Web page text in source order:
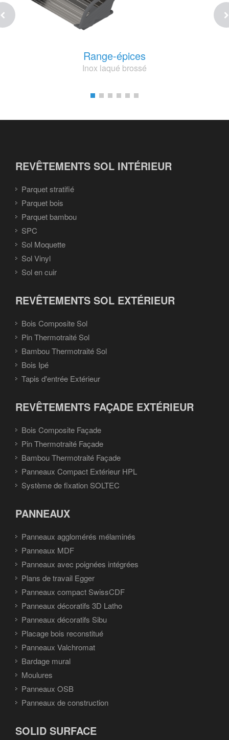
Range-épices
Inox laqué brossé
REVÊTEMENTS SOL INTÉRIEUR
Parquet stratifié
Parquet bois
Parquet bambou
SPC
Sol Moquette
Sol Vinyl
Sol en cuir
REVÊTEMENTS SOL EXTÉRIEUR
Bois Composite Sol
Pin Thermotraité Sol
Bambou Thermotraité Sol
Bois Ipé
Tapis d'entrée Extérieur
REVÊTEMENTS FAÇADE EXTÉRIEUR
Bois Composite Façade
Pin Thermotraité Façade
Bambou Thermotraité Façade
Panneaux Compact Extérieur HPL
Système de fixation SOLTEC
PANNEAUX
Panneaux agglomérés mélaminés
Panneaux MDF
Panneaux avec poignées intégrées
Plans de travail Egger
Panneaux compact SwissCDF
Panneaux décoratifs 3D Latho
Panneaux décoratifs Sibu
Placage bois reconstitué
Panneaux Valchromat
Bardage mural
Moulures
Panneaux OSB
Panneaux de construction
SOLID SURFACE